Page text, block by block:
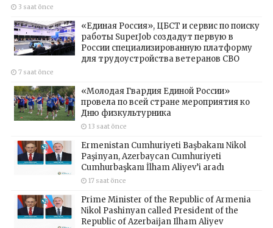
3 saat önce
«Единая Россия», ЦБСТ и сервис по поиску
работы SuperJob создадут первую в
России специализированную платформу
для трудоустройства ветеранов СВО
7 saat önce
«Молодая Гвардия Единой России»
провела по всей стране мероприятия ко
Дню физкультурника
13 saat önce
Ermenistan Cumhuriyeti Başbakanı Nikol
Paşinyan, Azerbaycan Cumhuriyeti
Cumhurbaşkanı İlham Aliyev’i aradı
17 saat önce
Prime Minister of the Republic of Armenia
Nikol Pashinyan called President of the
Republic of Azerbaijan Ilham Aliyev